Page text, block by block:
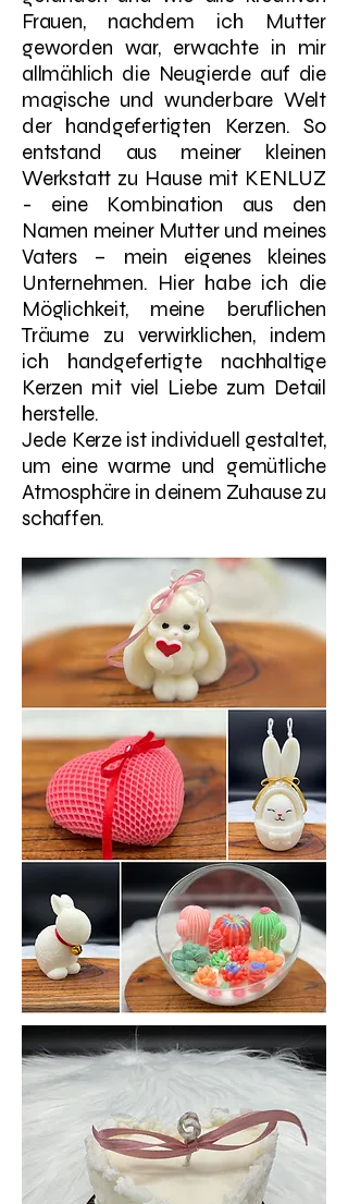
Frauen, nachdem ich Mutter
geworden war, erwachte in mir
allmählich die Neugierde auf die
magische und wunderbare Welt
der handgefertigten Kerzen. So
entstand aus meiner kleinen
Werkstatt zu Hause mit KENLUZ
- eine Kombination aus den
Namen meiner Mutter und meines
Vaters – mein eigenes kleines
Unternehmen. Hier habe ich die
Möglichkeit, meine beruflichen
Träume zu verwirklichen, indem
ich handgefertigte nachhaltige
Kerzen mit viel Liebe zum Detail
herstelle.
Jede Kerze ist individuell gestaltet,
um eine warme und gemütliche
Atmosphäre in deinem Zuhause zu
schaffen.